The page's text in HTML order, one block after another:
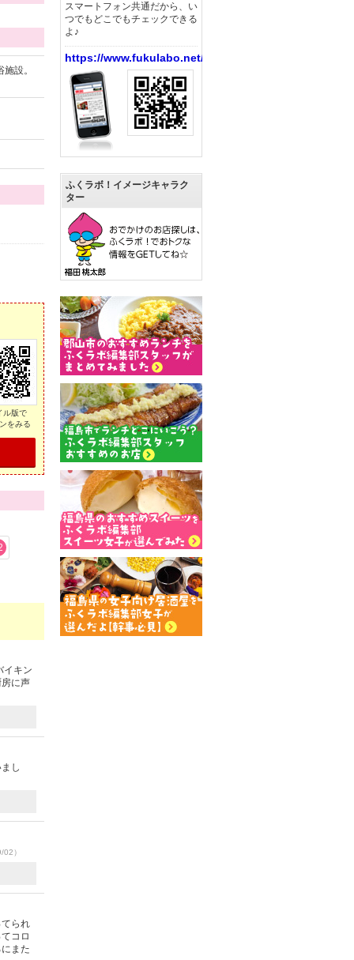
設。
ル版で
をみる
イキン
に声
し
）
られ
コロ
また
スマートフォン共通だから、い
つでもどこでもチェックできる
よ♪
https://www.fukulabo.net/
ふくラボ！イメージキャラク
ター